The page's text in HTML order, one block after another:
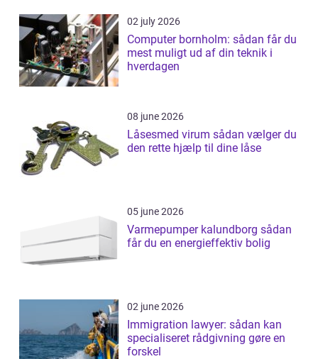
02 july 2026
Computer bornholm: sådan får du
mest muligt ud af din teknik i
hverdagen
08 june 2026
Låsesmed virum sådan vælger du
den rette hjælp til dine låse
05 june 2026
Varmepumper kalundborg sådan
får du en energieffektiv bolig
02 june 2026
Immigration lawyer: sådan kan
specialiseret rådgivning gøre en
forskel